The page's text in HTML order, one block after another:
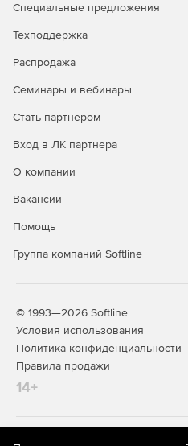
Специальные предложения
Техподдержка
Распродажа
Семинары и вебинары
Стать партнером
Вход в ЛК партнера
О компании
Вакансии
Помощь
Группа компаний Softline
© 1993—2026 Softline
Условия использования
Политика конфиденциальности
Правила продажи
14+